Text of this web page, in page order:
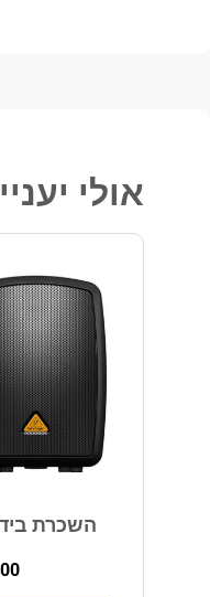
אולי
השכרת